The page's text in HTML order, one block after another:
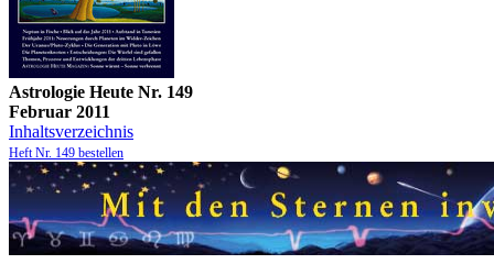
Astrologie Heute Nr. 149
Februar 2011
Inhaltsverzeichnis
Heft Nr. 149 bestellen